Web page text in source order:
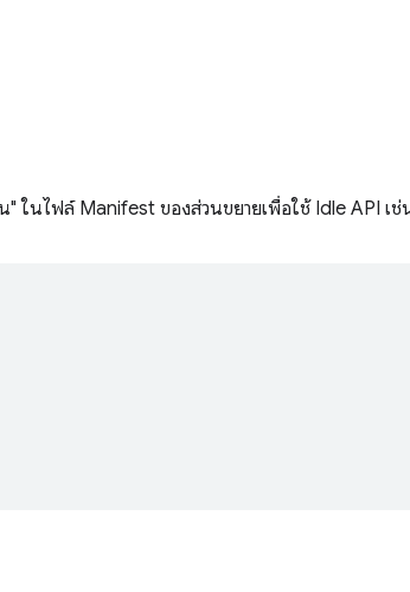
ในไฟล์ Manifest ของส่วนขยายเพื่อใช้ Idle API เช่